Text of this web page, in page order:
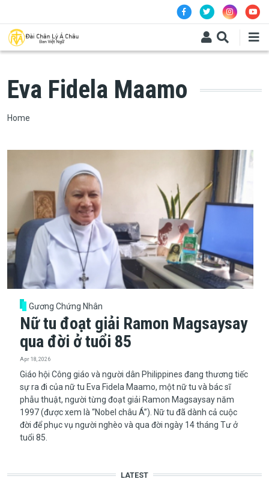
Eva Fidela Maamo
Breadcrumb
Home
Gương Chứng Nhân
Nữ tu đoạt giải Ramon Magsaysay
qua đời ở tuổi 85
Apr 18, 2026
Giáo hội Công giáo và người dân Philippines đang thương tiếc
sự ra đi của nữ tu Eva Fidela Maamo, một nữ tu và bác sĩ
phẫu thuật, người từng đoạt giải Ramon Magsaysay năm
1997 (được xem là “Nobel châu Á”). Nữ tu đã dành cả cuộc
đời để phục vụ người nghèo và qua đời ngày 14 tháng Tư ở
tuổi 85.
LATEST